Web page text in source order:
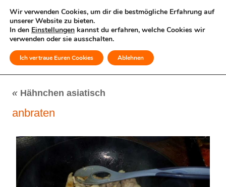
MENÜ
« Hähnchen asiatisch
anbraten
Wir verwenden Cookies, um dir die bestmögliche Erfahrung auf
unserer Website zu bieten.
In den Einstellungen kannst du erfahren, welche Cookies wir
verwenden oder sie ausschalten.
Ich vertraue Euren Cookies Ablehnen